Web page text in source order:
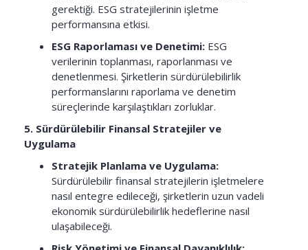
gerektiği. ESG stratejilerinin işletme
performansına etkisi.
ESG Raporlaması ve Denetimi: ESG
verilerinin toplanması, raporlanması ve
denetlenmesi. Şirketlerin sürdürülebilirlik
performanslarını raporlama ve denetim
süreçlerinde karşılaştıkları zorluklar.
5. Sürdürülebilir Finansal Stratejiler ve
Uygulama
Stratejik Planlama ve Uygulama:
Sürdürülebilir finansal stratejilerin işletmelere
nasıl entegre edileceği, şirketlerin uzun vadeli
ekonomik sürdürülebilirlik hedeflerine nasıl
ulaşabileceği.